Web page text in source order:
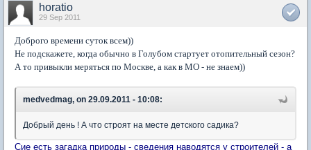
horatio
29 Sep 2011
Доброго времени суток всем))
Не подскажете, когда обычно в Голубом стартует отопительный сезон?
А то привыкли меряться по Москве, а как в МО - не знаем))
medvedmag, on 29.09.2011 - 10:08:
Добрый день ! А что строят на месте детского садика?
Сие есть загадка природы - сведения наводятся у строителей - а